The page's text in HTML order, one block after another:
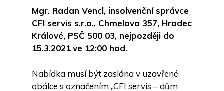
Mgr. Radan Vencl, insolvenční správce
CFI servis s.r.o., Chmelova 357, Hradec
Králové, PSČ 500 03, nejpozději do
15.3.2021ve 12:00 hod.
Nabídka musí být zaslána v uzavřené
obálce s označením „CFI servis – dům